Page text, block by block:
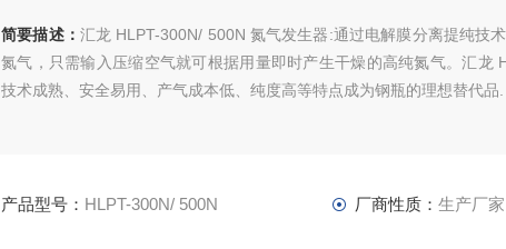
简要描述： 汇龙 HLPT-300N/ 500N 氮气发生器:通过电解膜分离提纯技
氮气，只需输入压缩空气就可根据用量即时产生干燥的高纯氮气。汇龙
技术成熟、安全易用、产气成本低、纯度高等特点成为钢瓶的理想替代品.
产品型号： HLPT-300N/ 500N 厂商性质： 生产厂家